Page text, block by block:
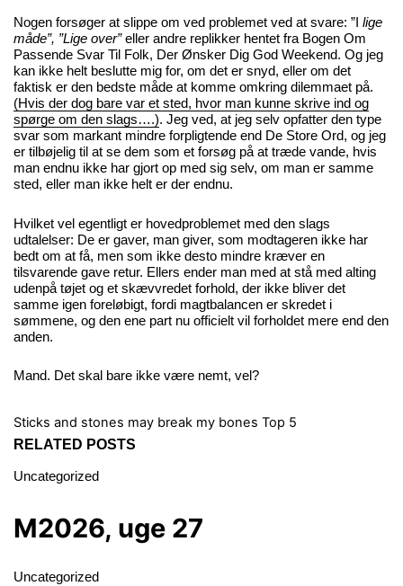
Nogen forsøger at slippe om ved problemet ved at svare: ”I lige
måde”, ”Lige over”eller andre replikker hentet fra Bogen Om
Passende Svar Til Folk, Der Ønsker Dig God Weekend. Og jeg
kan ikke helt beslutte mig for, om det er snyd, eller om det
faktisk er den bedste måde at komme omkring dilemmaet på.
(Hvis der dog bare var et sted, hvor man kunne skrive ind og
spørge om den slags….). Jeg ved, at jeg selv opfatter den type
svar som markant mindre forpligtende end De Store Ord, og jeg
er tilbøjelig til at se dem som et forsøg på at træde vande, hvis
man endnu ikke har gjort op med sig selv, om man er samme
sted, eller man ikke helt er der endnu.
Hvilket vel egentligt er hovedproblemet med den slags
udtalelser: De er gaver, man giver, som modtageren ikke har
bedt om at få, men som ikke desto mindre kræver en
tilsvarende gave retur. Ellers ender man med at stå med alting
udenpå tøjet og et skævvredet forhold, der ikke bliver det
samme igen foreløbigt, fordi magtbalancen er skredet i
sømmene, og den ene part nu officielt vil forholdet mere end den
anden.
Mand. Det skal bare ikke være nemt, vel?
Sticks and stones may break my bones Top 5
RELATED POSTS
Uncategorized
M2026, uge 27
Uncategorized